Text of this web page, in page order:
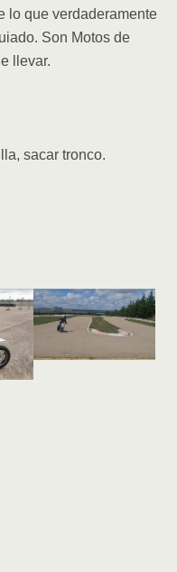
lo que verdaderamente
Son Motos de
llevar.
sacar tronco.